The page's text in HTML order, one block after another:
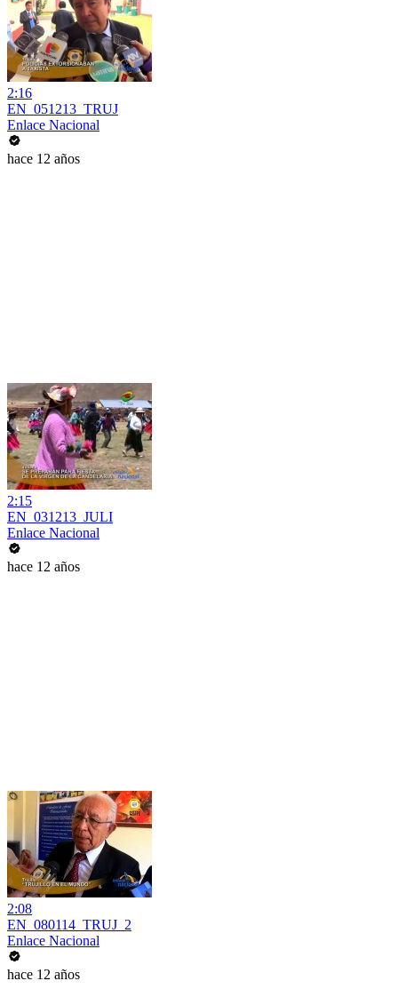
2:16
EN_051213_TRUJ
Enlace Nacional
hace 12 años
2:15
EN_031213_JULI
Enlace Nacional
hace 12 años
2:08
EN_080114_TRUJ_2
Enlace Nacional
hace 12 años